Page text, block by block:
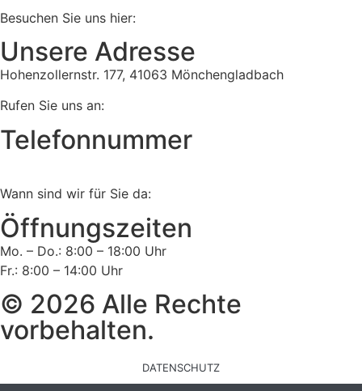
Besuchen Sie uns hier:
Unsere Adresse
Hohenzollernstr. 177, 41063 Mönchengladbach
Rufen Sie uns an:
Telefonnummer
Wann sind wir für Sie da:
Öffnungszeiten
Mo. – Do.: 8:00 – 18:00 Uhr
Fr.: 8:00 – 14:00 Uhr
© 2026 Alle Rechte
vorbehalten.
DATENSCHUTZ